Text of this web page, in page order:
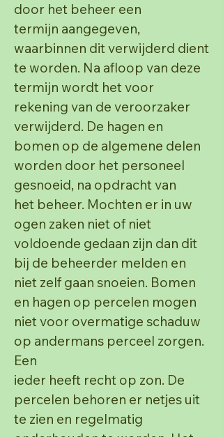
door het beheer een
termijn aangegeven,
waarbinnen dit verwijderd dient
te worden. Na afloop van deze
termijn wordt het voor
rekening van de veroorzaker
verwijderd. De hagen en
bomen op de algemene delen
worden door het personeel
gesnoeid, na opdracht van
het beheer. Mochten er in uw
ogen zaken niet of niet
voldoende gedaan zijn dan dit
bij de beheerder melden en
niet zelf gaan snoeien. Bomen
en hagen op percelen mogen
niet voor overmatige schaduw
op andermans perceel zorgen.
Een
ieder heeft recht op zon. De
percelen behoren er netjes uit
te zien en regelmatig